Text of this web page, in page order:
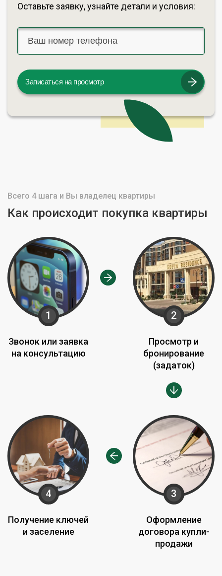
Оставьте заявку, узнайте детали и условия:
Записаться на просмотр
Всего 4 шага и Вы владелец квартиры
Как происходит покупка квартиры
1
Звонок или заявка
на консультацию
2
Просмотр и
бронирование
(задаток)
3
Оформление
договора купли-
продажи
4
Получение ключей
и заселение